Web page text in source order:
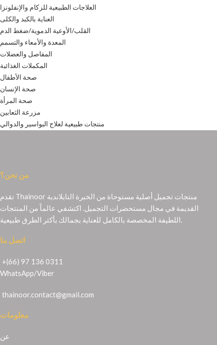
العلاجات الطبيعية للزكام والإنفلونزا
العناية بالكبد والكلى
القلب/الأوعية الدموية/ضغط الدم
المعدة والأمعاء والتسمم
المفاصل والعضلات
المكملات الغذائية
صحة الأطفال
صحة الإنسان
صحة المرأة
مزرعة الثعابين
منتجات طبيعية لعلاج البواسير والدوالي
من نحن؟
تقدم Thainoor منتجات تجميل أصلية مستوحاة من الخبرة التايلاندية
القديمة في مجال مستحضرات التجميل. اكتشفي عالماً من المنتجات
اللطيفة المخصصة بالكامل للعناية بجمالك بأكثر الطرق طبيعية.
اتصل بنا
+(66) 97 136 0311
WhatsApp/Viber
thainoor.contact@gmail.com
معلومات
عن